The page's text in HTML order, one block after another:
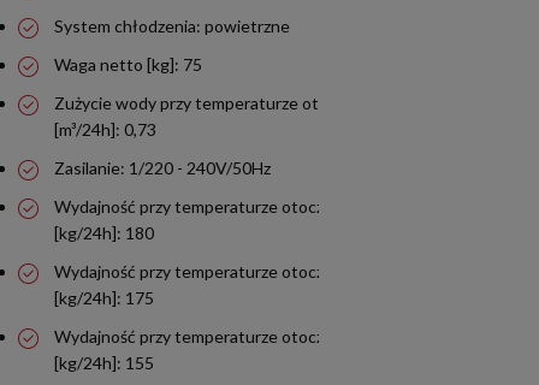
System chłodzenia: powietrzne
Waga netto [kg]: 75
Zużycie wody przy temperaturze otoczenia 10°C i wody 10°C
[m³/24h]: 0,73
Zasilanie: 1/220 - 240V/50Hz
Wydajność przy temperaturze otoczenia 10°C i wody 10°C
[kg/24h]: 180
Wydajność przy temperaturze otoczenia 21°C i wody 15°C
[kg/24h]: 175
Wydajność przy temperaturze otoczenia 32°C i wody 21°C
[kg/24h]: 155